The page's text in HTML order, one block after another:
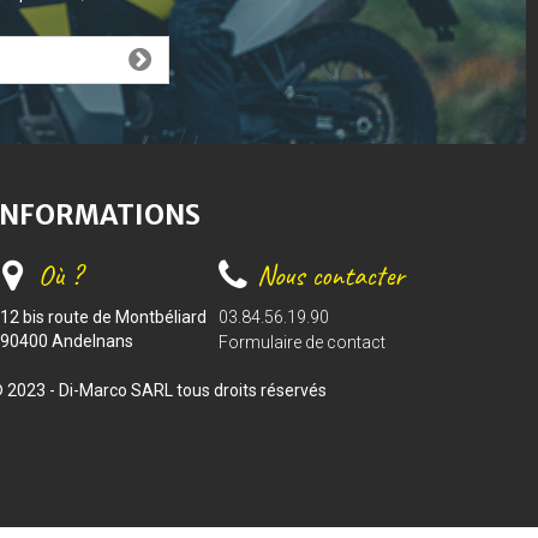
Où ?
12 bis route de Montbéliard
90400 Andelnans
Nous contacter
03.84.56.19.90
Formulaire de contact
2023 - Di-Marco SARL tous droits réservés